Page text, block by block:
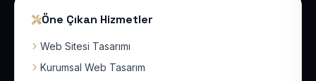
Öne Çıkan Hizmetler
Web Sitesi Tasarımı
Kurumsal Web Tasarım